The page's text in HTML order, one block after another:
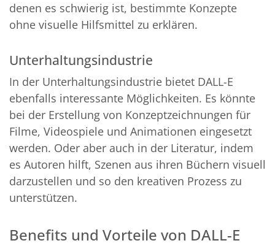
denen es schwierig ist, bestimmte Konzepte
ohne visuelle Hilfsmittel zu erklären.
Unterhaltungsindustrie
In der Unterhaltungsindustrie bietet DALL-E
ebenfalls interessante Möglichkeiten. Es könnte
bei der Erstellung von Konzeptzeichnungen für
Filme, Videospiele und Animationen eingesetzt
werden. Oder aber auch in der Literatur, indem
es Autoren hilft, Szenen aus ihren Büchern visuell
darzustellen und so den kreativen Prozess zu
unterstützen.
Benefits und Vorteile von DALL-E